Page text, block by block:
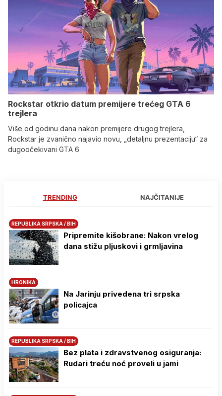
Rockstar otkrio datum premijere trećeg GTA 6
trejlera
Više od godinu dana nakon premijere drugog trejlera,
Rockstar je zvanično najavio novu, „detaljnu prezentaciju“ za
dugoočekivani GTA 6
TRENDING NAJČITANIJE
REPUBLIKA SRPSKA / BIH
Pripremite kišobrane: Nakon vrelog
dana stižu pljuskovi i grmljavina
HRONIKA
Na Јarinju privedena tri srpska
policajca
REPUBLIKA SRPSKA / BIH
Bez plata i zdravstvenog osiguranja:
Rudari treću noć proveli u jami